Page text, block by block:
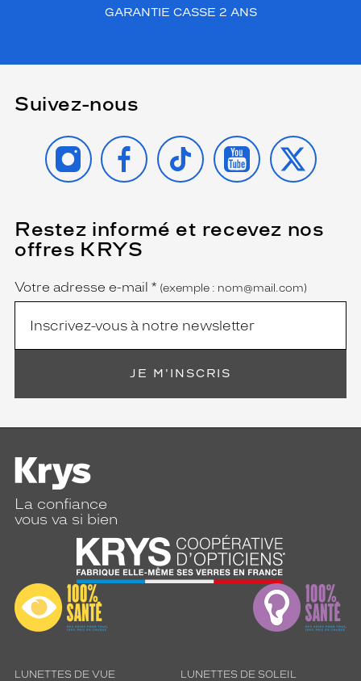
GARANTIE CASSE 2 ANS
Suivez-nous
INSTAGRAMFACEBOOK
TIKTOK YOUTUBE
X
Restez informé et recevez nos
offres KRYS
Name
Votre adresse e-mail *
(Ce
champ
est
obligatoire)
(exemple : nom@mail.com)
JE M'INSCRIS
La confiance
vous va si bien
LUNETTES DE VUE LUNETTES DE SOLEIL